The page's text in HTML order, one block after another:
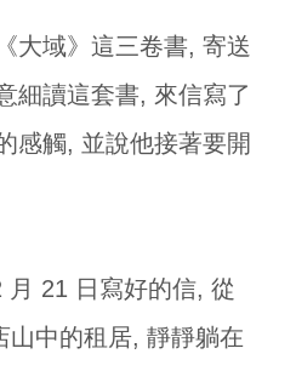
大域》這三卷書, 寄送
細讀這套書, 來信寫了
感觸, 並說他接著要開
21 日寫好的信, 從
山中的租居, 靜靜躺在